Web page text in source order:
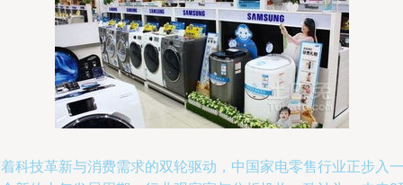
科技革新与消费需求的双轮驱动，中国家电零售行业正步入一